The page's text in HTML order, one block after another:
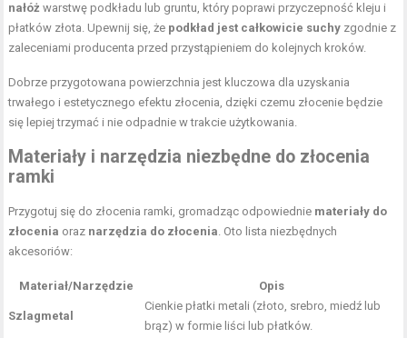
nałóż warstwę podkładu lub gruntu, który poprawi przyczepność kleju i
płatków złota. Upewnij się, że podkład jest całkowicie suchy zgodnie z
zaleceniami producenta przed przystąpieniem do kolejnych kroków.
Dobrze przygotowana powierzchnia jest kluczowa dla uzyskania
trwałego i estetycznego efektu złocenia, dzięki czemu złocenie będzie
się lepiej trzymać i nie odpadnie w trakcie użytkowania.
Materiały i narzędzia niezbędne do złocenia
ramki
Przygotuj się do złocenia ramki, gromadząc odpowiednie materiały do
złocenia oraz narzędzia do złocenia. Oto lista niezbędnych
akcesoriów:
Materiał/Narzędzie Opis
Szlagmetal
Cienkie płatki metali (złoto, srebro, miedź lub
brąz) w formie liści lub płatków.